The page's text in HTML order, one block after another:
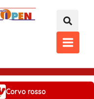
MAIN
MENU
Corvo rosso